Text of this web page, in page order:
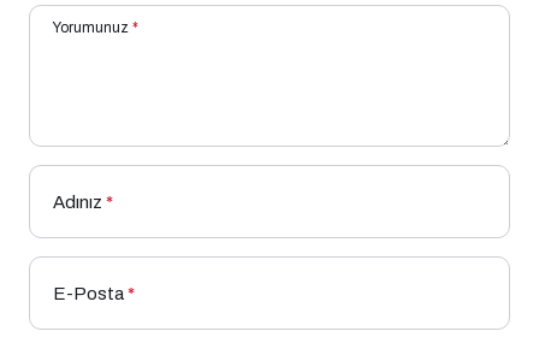
Yorumunuz *
Adınız *
E-Posta*